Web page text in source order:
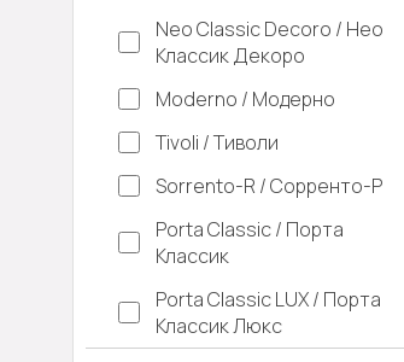
Neo Classic Decoro / Нео
Классик Декоро
Moderno / Модерно
Tivoli / Тиволи
Sorrento-R / Сорренто-Р
Porta Classic / Порта
Классик
Porta Classic LUX / Порта
Классик Люкс